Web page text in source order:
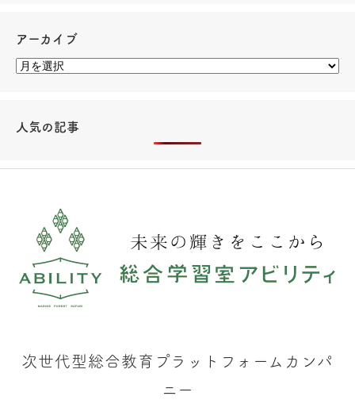
アーカイブ
人気の記事
次世代型総合教育プラットフォームカンパ
ニー